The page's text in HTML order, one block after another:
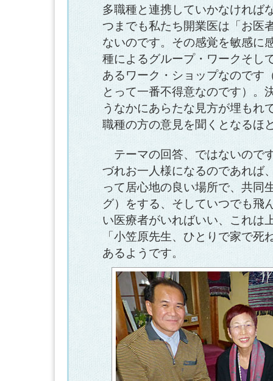
多職種と連携していかなければ
つまでも私たち開業医は「お医
ないのです。その感覚を敏感に
種によるグループ・ワークそし
あるワーク・ショップなのです
とって一番不得意なのです）。
うなかにあらたな見方が埋もれ
職種の方の意見を聞くとなるほ
テーマの回答、ではないので
づれお一人様になるのであれば
って居心地の良い場所で、共同
グ）をする、そしていつでも飛
い医療者がいればいい、これは
「小笠原先生、ひとりで家で死
あるようです。